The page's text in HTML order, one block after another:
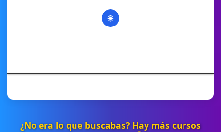
🌐
¿No era lo que buscabas? Hay más cursos